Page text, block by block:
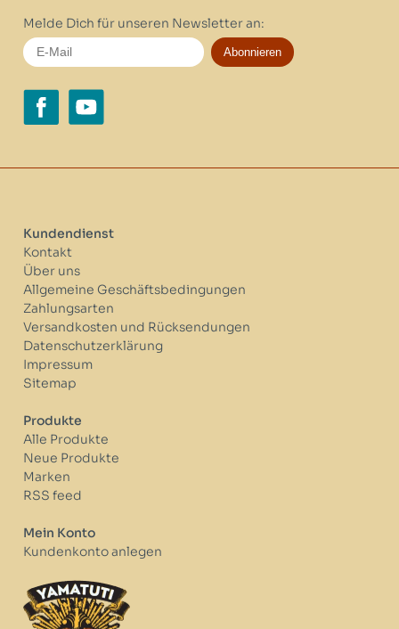
Melde Dich für unseren Newsletter an:
Abonnieren
Kundendienst
Kontakt
Über uns
Allgemeine Geschäftsbedingungen
Zahlungsarten
Versandkosten und Rücksendungen
Datenschutzerklärung
Impressum
Sitemap
Produkte
Alle Produkte
Neue Produkte
Marken
RSS feed
Mein Konto
Kundenkonto anlegen